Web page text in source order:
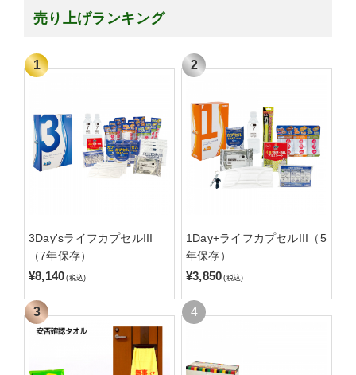
売り上げランキング
3Day'sライフカプセルIII
（7年保存）
¥8,140 (税込)
1Day+ライフカプセルIII（5
年保存）
¥3,850 (税込)